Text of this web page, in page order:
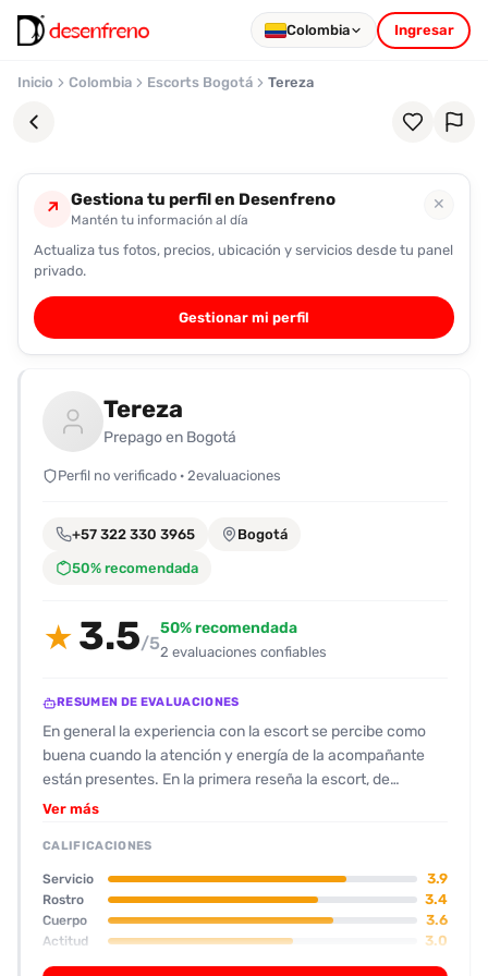
Colombia Ingresar
Inicio Colombia Escorts Bogotá Tereza
Favoritos
Pronto
podrás
registrarte
guardar
favoritas
para
fácilmente.
↗ Gestiona tu perfil en Desenfreno
Mantén tu información al día
✕
Actualiza tus fotos, precios, ubicación y servicios desde tu panel
privado.
Gestionar mi perfil
Tereza
Prepago en Bogotá
Perfil no verificado · 2evaluaciones
+57 322 330 3965 Bogotá
50% recomendada
★ 3.5/5
50% recomendada
2 evaluaciones confiables
RESUMEN DE EVALUACIONES
En general la experiencia con la escort se percibe como
buena cuando la atención y energía de la acompañante
están presentes. En la primera reseña la escort, de
estatura aproximada 1.60 m, flaquita y con senos
rápido, inició con un baile y mantuvo contacto visual
durante todo el encuentro. Su actitud se describió como
amable y dispuesta, lo que permitió un flujo fluido de
actividades sexuales (oral con condón, juego de clítoris,
penetración y posiciones variadas). La valoración global
fue alta (8.4) y el cliente consideró el servicio
Ver más
CALIFICACIONES
Servicio 3.9
Rostro 3.4
Cuerpo 3.6
Actitud 3.0